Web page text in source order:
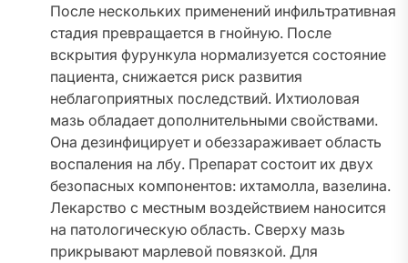
После нескольких применений инфильтративная
стадия превращается в гнойную. После
вскрытия фурункула нормализуется состояние
пациента, снижается риск развития
неблагоприятных последствий. Ихтиоловая
мазь обладает дополнительными свойствами.
Она дезинфицирует и обеззараживает область
воспаления на лбу. Препарат состоит их двух
безопасных компонентов: ихтамолла, вазелина.
Лекарство с местным воздействием наносится
на патологическую область. Сверху мазь
прикрывают марлевой повязкой. Для